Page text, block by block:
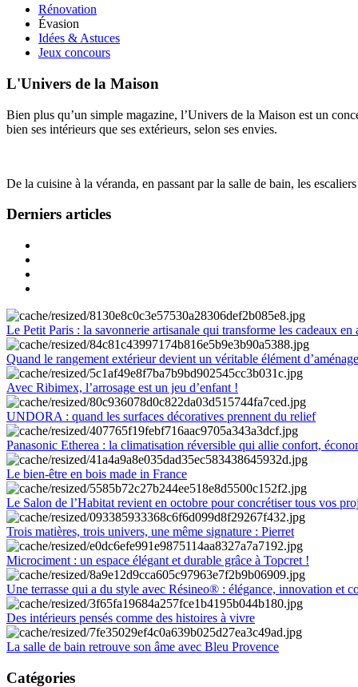
Rénovation
Évasion
Idées & Astuces
Jeux concours
L'Univers de la Maison
Bien plus qu’un simple magazine, l’Univers de la Maison est un
bien ses intérieurs que ses extérieurs, selon ses envies.
De la cuisine à la véranda, en passant par la salle de bain, les
Derniers articles
Le Petit Paris : la savonnerie artisanale qui transforme les cadeaux en
Quand le rangement extérieur devient un véritable élément
Avec Ribimex, l’arrosage est un jeu d’enfant !
UNDORA : quand les surfaces décoratives prennent du relief
Panasonic Etherea : la climatisation réversible qui allie confort,
Le bien-être en bois made in France
Le Salon de l’Habitat revient en octobre pour concrétiser tous vos
Trois matières, trois univers, une même signature : Pierret
Microciment : un espace élégant et durable grâce à Topcret !
Une terrasse qui a du style avec Résineo® : élégance, innovation et
Des intérieurs pensés comme des histoires à vivre
La salle de bain retrouve son âme avec Bleu Provence
Catégories